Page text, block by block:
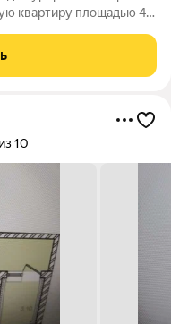
квартиру площадью 40
кто ценит комфорт и
10